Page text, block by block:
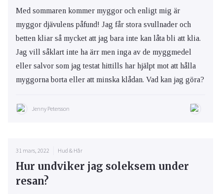
Med sommaren kommer myggor och enligt mig är
myggor djävulens påfund! Jag får stora svullnader och
betten kliar så mycket att jag bara inte kan låta bli att klia.
Jag vill såklart inte ha ärr men inga av de myggmedel
eller salvor som jag testat hittills har hjälpt mot att hålla
myggorna borta eller att minska klådan. Vad kan jag göra?
Jenny Petersson
31 mars, 2022 Hud & Hår
Hur undviker jag soleksem under
resan?